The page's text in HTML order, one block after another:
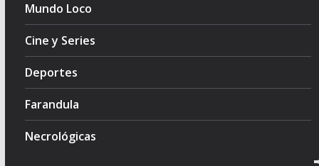
Mundo Loco
Cine y Series
Deportes
Farandula
Necrológicas